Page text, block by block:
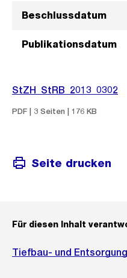
Beschlussdatum
Publikationsdatum
StZH_StRB_2013_0302
PDF | 3 Seiten | 176 KB
Seite drucken
Für diesen Inhalt
Tiefbau- und